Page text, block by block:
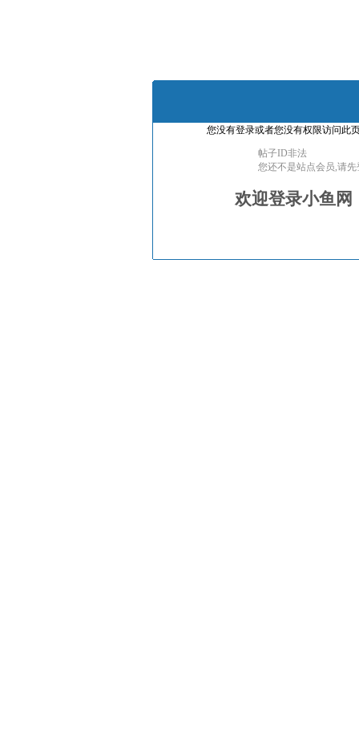
您没有登录或者您没有权限访问此
帖子ID非法
您还不是站点会员,请
欢迎登录小鱼网